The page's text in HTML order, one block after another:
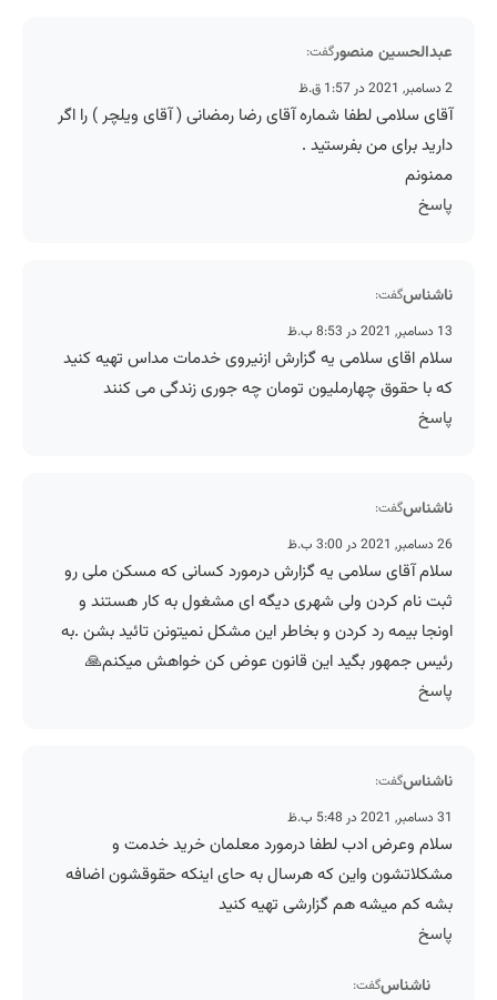
عبدالحسین منصورگفت:
2 دسامبر, 2021 در 1:57 ق.ظ
آقای سلامی لطفا شماره آقای رضا رمضانی ( آقای ویلچر ) را اگر
دارید برای من بفرستید .
ممنونم
پاسخ
ناشناسگفت:
13 دسامبر, 2021 در 8:53 ب.ظ
سلام اقای سلامی یه گزارش ازنیروی خدمات مداس تهیه کنید
که با حقوق چهارملیون تومان چه جوری زندگی می کنند
پاسخ
ناشناسگفت:
26 دسامبر, 2021 در 3:00 ب.ظ
سلام آقای سلامی یه گزارش درمورد کسانی که مسکن ملی رو
ثبت نام کردن ولی شهری دیگه ای مشغول به کار هستند و
اونجا بیمه رد کردن و بخاطر این مشکل نمیتونن تائید بشن .به
رئیس جمهور بگید این قانون عوض کن خواهش میکنم🙏
پاسخ
ناشناسگفت:
31 دسامبر, 2021 در 5:48 ب.ظ
سلام وعرض ادب لطفا درمورد معلمان خرید خدمت و
مشکلاتشون واین که هرسال به حای اینکه حقوقشون اضافه
بشه کم میشه هم گزارشی تهیه کنید
پاسخ
ناشناسگفت: